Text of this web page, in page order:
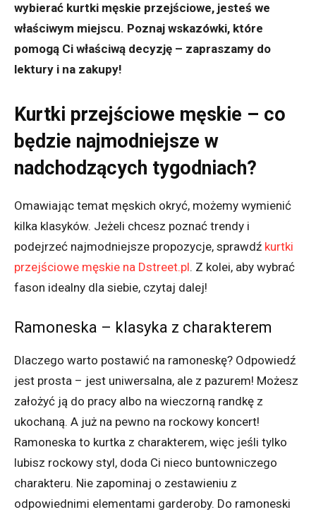
wybierać kurtki męskie przejściowe, jesteś we
właściwym miejscu. Poznaj wskazówki, które
pomogą Ci właściwą decyzję – zapraszamy do
lektury i na zakupy!
Kurtki przejściowe męskie – co
będzie najmodniejsze w
nadchodzących tygodniach?
Omawiając temat męskich okryć, możemy wymienić
kilka klasyków. Jeżeli chcesz poznać trendy i
podejrzeć najmodniejsze propozycje, sprawdź kurtki
przejściowe męskie na Dstreet.pl. Z kolei, aby wybrać
fason idealny dla siebie, czytaj dalej!
Ramoneska – klasyka z charakterem
Dlaczego warto postawić na ramoneskę? Odpowiedź
jest prosta – jest uniwersalna, ale z pazurem! Możesz
założyć ją do pracy albo na wieczorną randkę z
ukochaną. A już na pewno na rockowy koncert!
Ramoneska to kurtka z charakterem, więc jeśli tylko
lubisz rockowy styl, doda Ci nieco buntowniczego
charakteru. Nie zapominaj o zestawieniu z
odpowiednimi elementami garderoby. Do ramoneski